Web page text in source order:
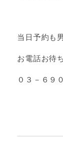
当日予約も
お電話お待
０３－６９